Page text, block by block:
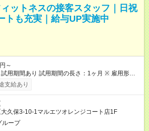
ットネスの接客スタッフ｜日祝
トも充実｜給与UP実施中
～
試用期間あり 試用期間の長さ：1ヶ月 ※ 雇用形態
採用時と異なる部分があります。 雇用形態：本採
す。 給与：時給 1,226円以上
支給あり
久保3-10-1マルエツオレンジコート店1F
ループ